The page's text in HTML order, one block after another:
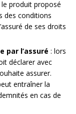
produit proposé
des conditions
de ses droits
par l’assuré : lors
déclarer avec
assurer.
entraîner la
en cas de